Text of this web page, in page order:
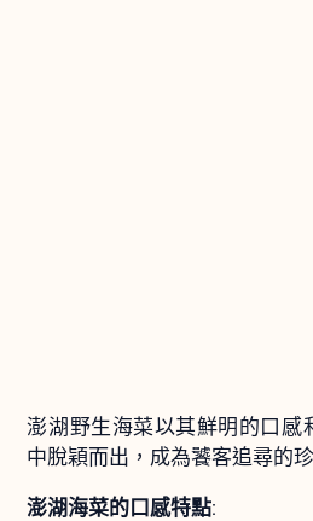
澎湖野生海菜以其鮮明的口感
中脫穎而出，成為饕客追尋的珍
澎湖海菜的口感特點: